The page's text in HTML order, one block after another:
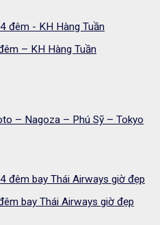
– KH Hàng Tuần
– Nagoza – Phú Sỹ – Tokyo
bay Thái Airways giờ đẹp